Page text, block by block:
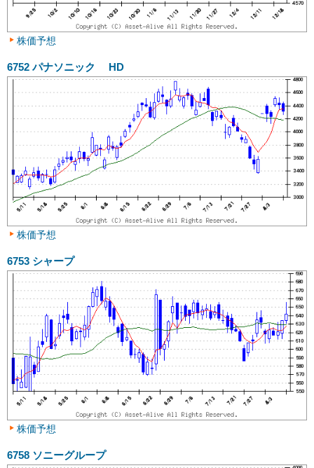
株価予想
6752 パナソニック HD
株価予想
6753 シャープ
株価予想
6758 ソニーグループ